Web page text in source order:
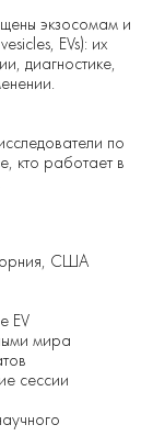
экзосомам и
EVs): их
диагностике,
по
кто работает в
США
EV
мира
сессии